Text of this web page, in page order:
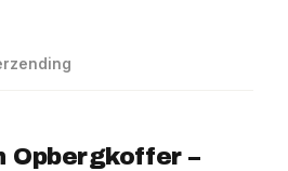
Opbergkoffer –